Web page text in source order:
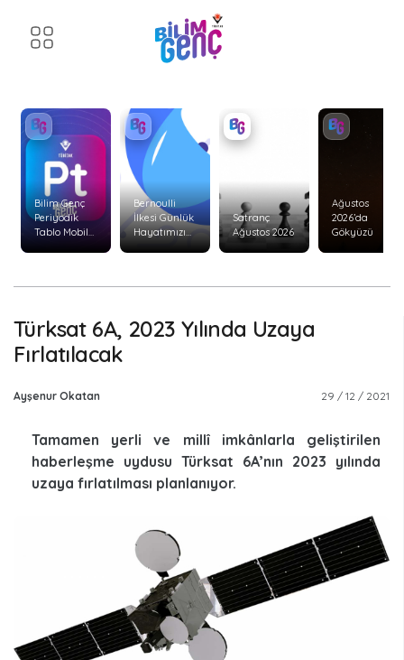
Bilim Genç
Periyodik
Tablo Mobil
Bernoulli
İlkesi Günlük
Hayatımızı
Nasıl Etkiler?
Satranç
Ağustos 2026
Ağustos
2026’da
Gökyüzü
Türksat 6A, 2023 Yılında Uzaya
Fırlatılacak
Ayşenur Okatan 29 / 12 / 2021
Tamamen yerli ve millî imkânlarla geliştirilen
haberleşme uydusu Türksat 6A’nın 2023 yılında
uzaya fırlatılması planlanıyor.